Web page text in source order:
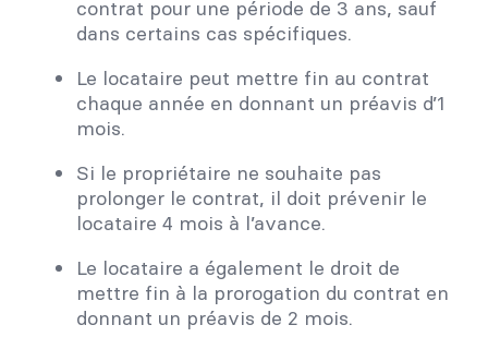
contrat pour une période de 3 ans, sauf
dans certains cas spécifiques.
Le locataire peut mettre fin au contrat
chaque année en donnant un préavis d’1
mois.
Si le propriétaire ne souhaite pas
prolonger le contrat, il doit prévenir le
locataire 4 mois à l’avance.
Le locataire a également le droit de
mettre fin à la prorogation du contrat en
donnant un préavis de 2 mois.